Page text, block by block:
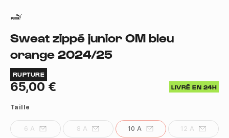
Sweat zippé junior OM bleu
orange 2024/25
RUPTURE
65,00 € LIVRÉ EN 24H
Taille
6 A 8 A 10 A 12 A